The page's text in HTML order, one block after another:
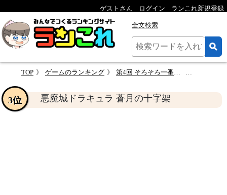
ゲストさん ログイン ランこれ新規登録
全文検索
TOP ゲームのランキング 第4回 そろそろ一番面白かった「悪魔城ドラキュラ」を決めようか
悪魔城ドラキュラ 蒼月の十字架
3位